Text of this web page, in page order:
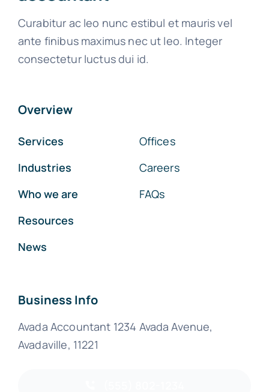
Curabitur ac leo nunc estibul et mauris vel
ante finibus maximus nec ut leo. Integer
consectetur luctus dui id.
Overview
Services
Industries
Who we are
Resources
News
Offices
Careers
FAQs
Business Info
Avada Accountant 1234 Avada Avenue,
Avadaville, 11221